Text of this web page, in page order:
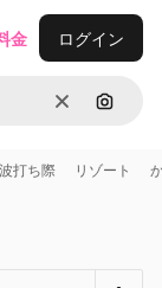
消去 画像で
金 ログイン
波打ち際 リゾート